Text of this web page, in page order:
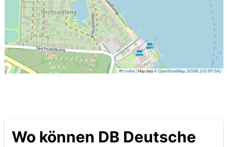
Leaflet|Map data ©OpenStreetMap ,SOSM , (CC-BY-SA)
Wo können DB Deutsche